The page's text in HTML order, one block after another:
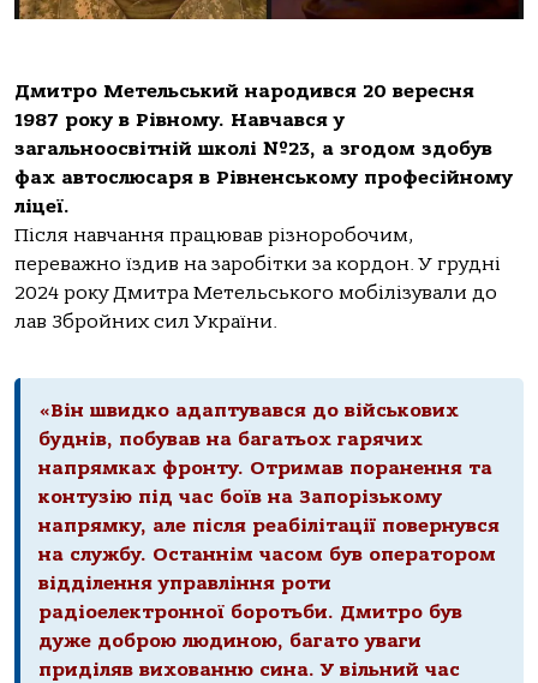
Дмитро Метельський народився 20 вересня
1987 року в Рівному. Навчався у
загальноосвітній школі №23, а згодом здобув
фах автослюсаря в Рівненському професійному
ліцеї.
Після навчання працював різноробочим,
переважно їздив на заробітки за кордон. У грудні
2024 року Дмитра Метельського мобілізували до
лав Збройних сил України.
«Він швидко адаптувався до військових
буднів, побував на багатьох гарячих
напрямках фронту. Отримав поранення та
контузію під час боїв на Запорізькому
напрямку, але після реабілітації повернувся
на службу. Останнім часом був оператором
відділення управління роти
радіоелектронної боротьби. Дмитро був
дуже доброю людиною, багато уваги
приділяв вихованню сина. У вільний час